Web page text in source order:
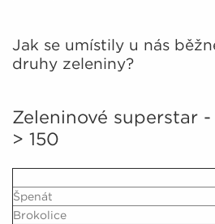
Jak se umístily u nás
druhy zeleniny?
Zeleninové superstar
> 150
Špenát
Brokolice